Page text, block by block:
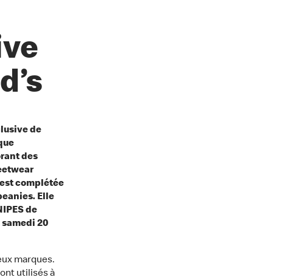
de
des
complétée
Elle
de
20
marques.
utilisés à